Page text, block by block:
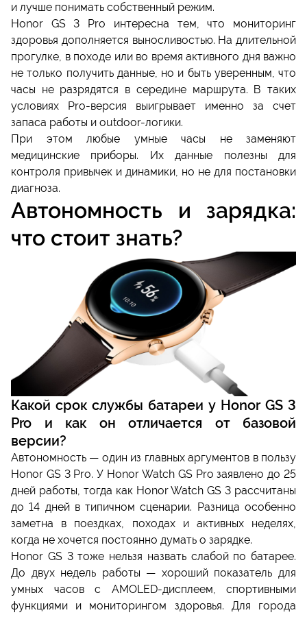
и лучше понимать собственный режим.
Honor GS 3 Pro интересна тем, что мониторинг
здоровья дополняется выносливостью. На длительной
прогулке, в походе или во время активного дня важно
не только получить данные, но и быть уверенным, что
часы не разрядятся в середине маршрута. В таких
условиях Pro-версия выигрывает именно за счет
запаса работы и outdoor-логики.
При этом любые умные часы не заменяют
медицинские приборы. Их данные полезны для
контроля привычек и динамики, но не для постановки
диагноза.
Автономность и зарядка:
что стоит знать?
Какой срок службы батареи у Honor GS 3
Pro и как он отличается от базовой
версии?
Автономность — один из главных аргументов в пользу
Honor GS 3 Pro. У Honor Watch GS Pro заявлено до 25
дней работы, тогда как Honor Watch GS 3 рассчитаны
до 14 дней в типичном сценарии. Разница особенно
заметна в поездках, походах и активных неделях,
когда не хочется постоянно думать о зарядке.
Honor GS 3 тоже нельзя назвать слабой по батарее.
До двух недель работы — хороший показатель для
умных часов с AMOLED-дисплеем, спортивными
функциями и мониторингом здоровья. Для города